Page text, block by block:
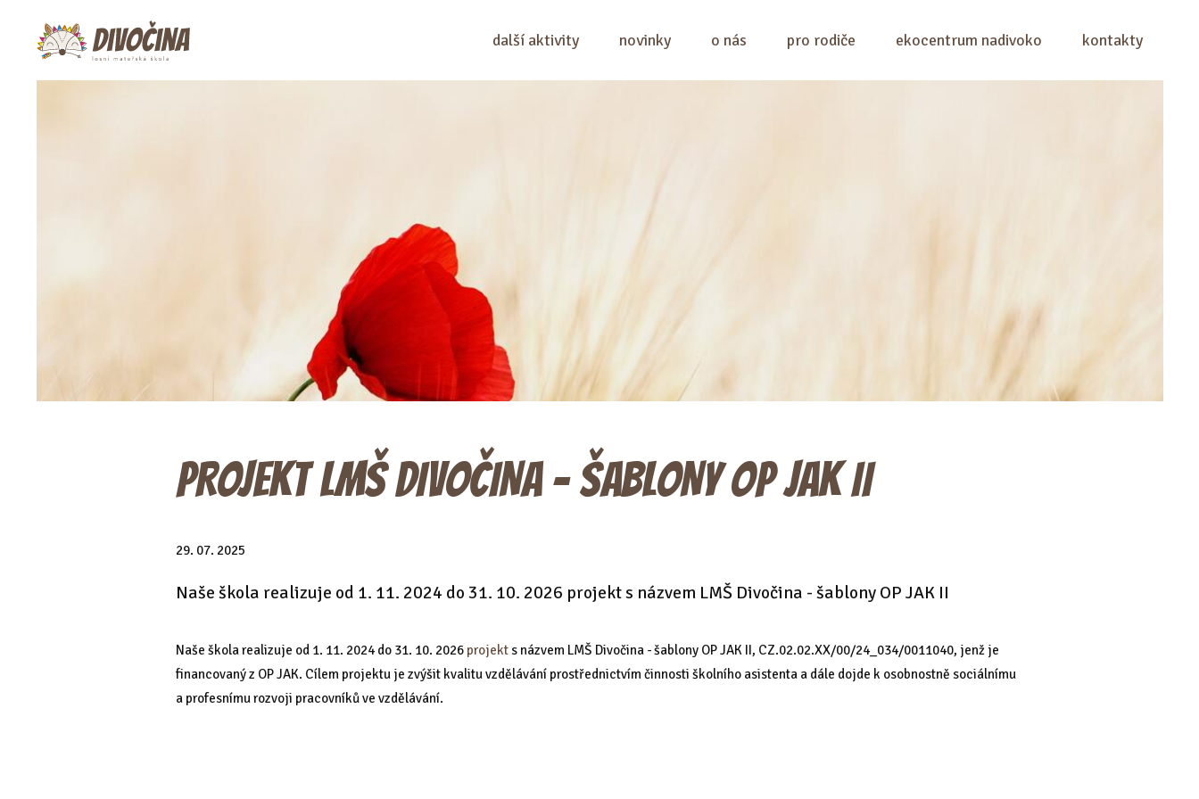
další aktivity novinky o nás pro rodiče ekocentrum nadivoko kontakty
PROJEKT LMŠ DIVOČINA - ŠABLONY OP JAK II
29. 07. 2025
Naše škola realizuje od 1. 11. 2024 do 31. 10. 2026 projekt s názvem LMŠ Divočina - šablony OP JAK II
Naše škola realizuje od 1. 11. 2024 do 31. 10. 2026 projekt s názvem LMŠ Divočina - šablony OP JAK II, CZ.02.02.XX/00/24_034/0011040, jenž je
financovaný z OP JAK. Cílem projektu je zvýšit kvalitu vzdělávání prostřednictvím činnosti školního asistenta a dále dojde k osobnostně sociálnímu
a profesnímu rozvoji pracovníků ve vzdělávání.